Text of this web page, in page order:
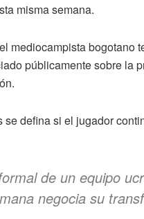
misma semana.
mediocampista bogotano
públicamente sobre la
defina si el jugador
de un equipo
negocia su